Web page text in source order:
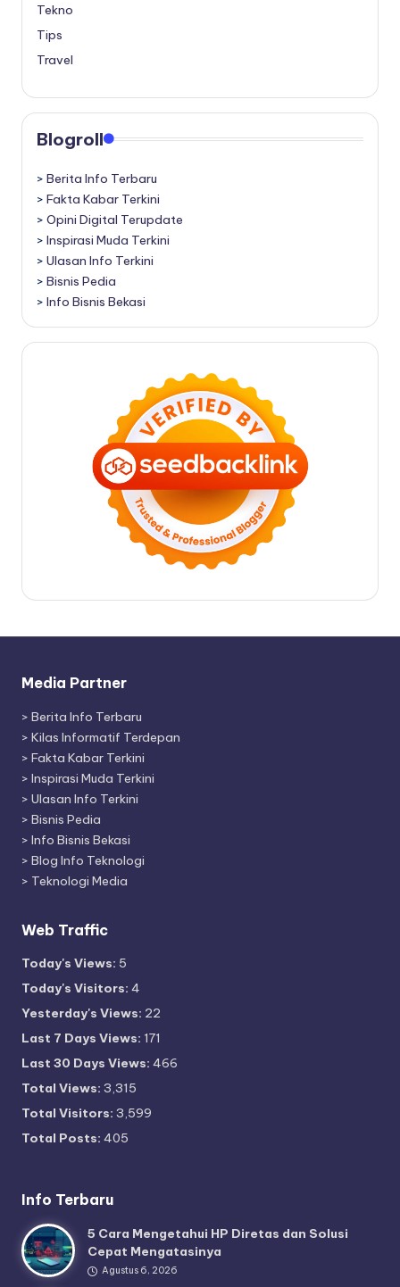
Tekno
Tips
Travel
Blogroll
> Berita Info Terbaru
> Fakta Kabar Terkini
> Opini Digital Terupdate
> Inspirasi Muda Terkini
> Ulasan Info Terkini
> Bisnis Pedia
> Info Bisnis Bekasi
Media Partner
> Berita Info Terbaru
> Kilas Informatif Terdepan
> Fakta Kabar Terkini
> Inspirasi Muda Terkini
> Ulasan Info Terkini
> Bisnis Pedia
> Info Bisnis Bekasi
> Blog Info Teknologi
> Teknologi Media
Web Traffic
Today's Views: 5
Today's Visitors: 4
Yesterday's Views: 22
Last 7 Days Views: 171
Last 30 Days Views: 466
Total Views: 3,315
Total Visitors: 3,599
Total Posts: 405
Info Terbaru
5 Cara Mengetahui HP Diretas dan Solusi
Cepat Mengatasinya
Agustus 6, 2026